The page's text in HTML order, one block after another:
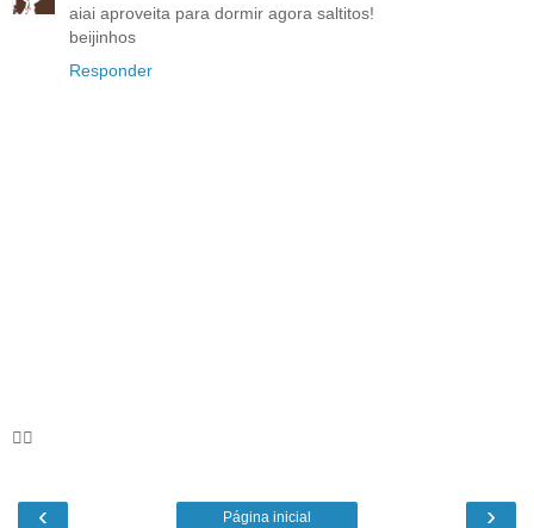
aiai aproveita para dormir agora saltitos!
beijinhos
Responder
🦸‍♀️
‹ ›
Página inicial